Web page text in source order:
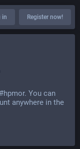
in Register now!
#hpmor. You can
anywhere in the